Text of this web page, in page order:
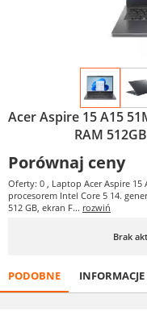
Acer Aspire 15 A15
RAM
Porównaj ceny
Oferty: 0 , Laptop Acer Aspire 15
procesorem Intel Core 5 14.
512 GB, ekran F... rozwiń
Brak
PODOBNE INFORMACJE